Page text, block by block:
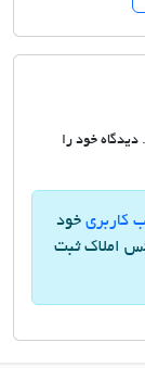
خود را
کاربری خود
املاک ثبت